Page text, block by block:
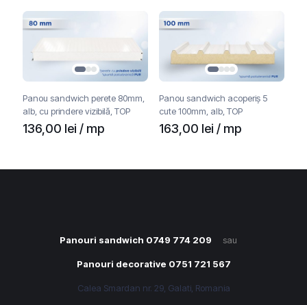
Panou sandwich perete 80mm,
alb, cu prindere vizibilă, TOP
136,00 lei / mp
Panou sandwich acoperiș 5
cute 100mm, alb, TOP
163,00 lei / mp
Panouri sandwich 0749 774 209 sau
Panouri decorative 0751 721 567
Calea Smardan nr. 29, Galati, Romania